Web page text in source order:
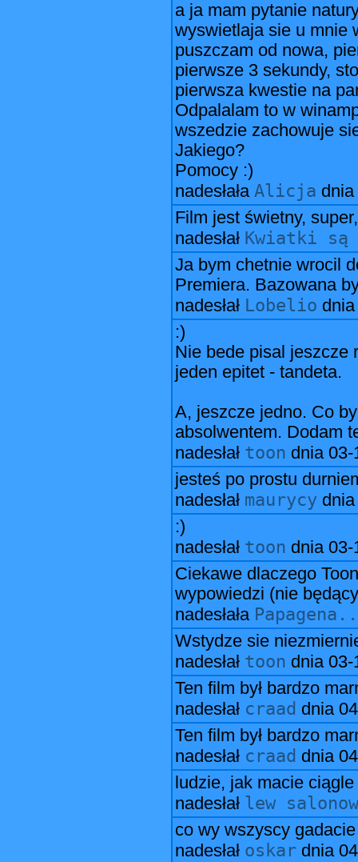
a ja mam pytanie
wyswietlaja sie u mnie
puszczam od nowa,
pierwsze 3 sekundy,
pierwsza kwestie na
Odpalalam to w
wszedzie zachowuje
Jakiego?
Pomocy :)
nadesłała Alicja dnia
Film jest świetny,
nadesłał Kwiatki są
Ja bym chetnie wrocil
Premiera. Bazowana
nadesłał Lobelio
:)
Nie bede pisal jeszcze
jeden epitet - tandeta.
A, jeszcze jedno. Co
absolwentem. Dodam
nadesłał toon dnia 03-
jesteś po prostu
nadesłał maurycy
:)
nadesłał toon dnia 03-
Ciekawe dlaczego
wypowiedzi (nie
nadesłała
Wstydze sie
nadesłał toon dnia 03-
Ten film był bardzo
nadesłał craad dnia
Ten film był bardzo
nadesłał craad dnia
ludzie, jak macie
nadesłał lew
co wy wszyscy gadacie
nadesłał oskar dnia